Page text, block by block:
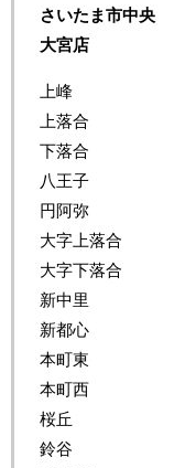
さいたま市中央
大宮店
上峰
上落合
下落合
八王子
円阿弥
大字上落合
大字下落合
新中里
新都心
本町東
本町西
桜丘
鈴谷